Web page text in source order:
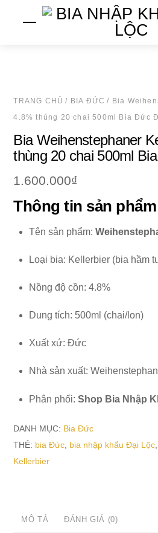
Menu
TRANG CHỦ / BIA ĐỨC / Bia
4.8% thùng 20 chai 500ml Bia Đức
Bia Weihenstephaner
thùng 20 chai 500ml
1.600.000₫
Thông tin sản phẩm
Tên sản phẩm:
Loại bia: Kellerbier (bia hầm
Nồng độ cồn: 4.8%
Dung tích: 500ml (chai/lon)
Xuất xứ: Đức
Nhà sản xuất:
Phân phối: Shop Bia Nhập
DANH MỤC: Bia Đức
THẺ: bia Đức bia nhập khẩu Đại Lộc
Kellerbier
MÔ TẢ ĐÁNH GIÁ (0)